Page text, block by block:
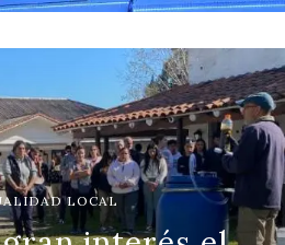
LOCAL